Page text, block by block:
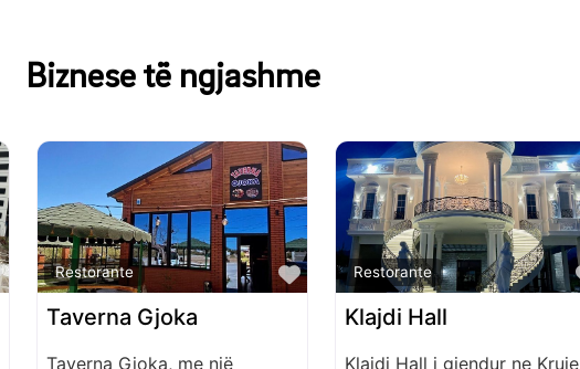
Biznese të ngjashme
FavoriteRestorante
Favorite
Taverna Gjoka
Taverna Gjoka, me një
Restorante
Klajdi Hall
Klajdi Hall i gjendur ne Kruje